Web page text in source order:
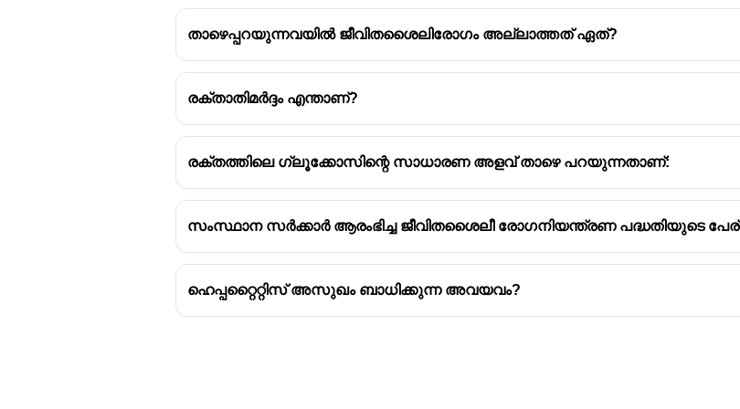
താഴെപ്പറയുന്നവയിൽ ജീവിതശൈലിരോഗം അല്ലാത്തത് ഏത്?
രക്താതിമർദ്ദം എന്താണ്?
രക്തത്തിലെ ഗ്ലൂക്കോസിന്റെ സാധാരണ അളവ് താഴെ പറയുന്നതാണ്:
സംസ്ഥാന സർക്കാർ ആരംഭിച്ച ജീവിതശൈലീ രോഗനിയന്ത്രണ പദ്ധതിയുടെ പേര്
ഹെപ്പറ്റൈറ്റിസ് അസുഖം ബാധിക്കുന്ന അവയവം?